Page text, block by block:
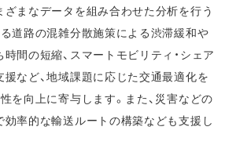
まなデータを組み合わせた分析を行う
道路の混雑分散施策による渋滞緩和や
間の短縮、スマートモビリティ・シェア
など、地域課題に応じた交通最適化を
を向上に寄与します。また、災害などの
率的な輸送ルートの構築なども支援し